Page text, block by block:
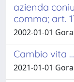
azienda
comma; art.
2002-01-01
Cambio vita
2021-01-01